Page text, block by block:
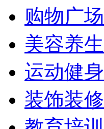
购物广场
美容养生
运动健身
装饰装修